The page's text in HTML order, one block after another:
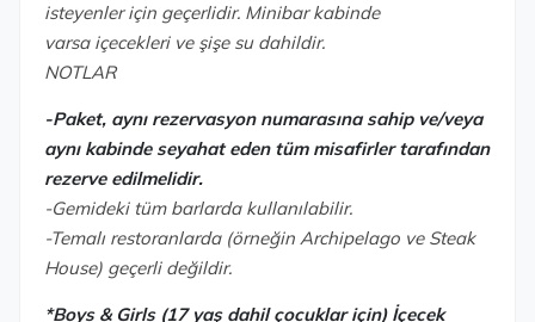
isteyenler için geçerlidir. Minibar kabinde
varsa içecekleri ve şişe su dahildir.
NOTLAR
-Paket, aynı rezervasyon numarasına sahip ve/veya
aynı kabinde seyahat eden tüm misafirler tarafından
rezerve edilmelidir.
-Gemideki tüm barlarda kullanılabilir.
-Temalı restoranlarda (örneğin Archipelago ve Steak
House) geçerli değildir.
*Boys & Girls (17 yaş dahil çocuklar için) İçecek